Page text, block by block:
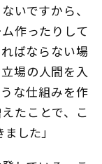
いですから、
作ったりして
ばならない場
場の人間を入
な仕組みを作
たことで、こ
した」